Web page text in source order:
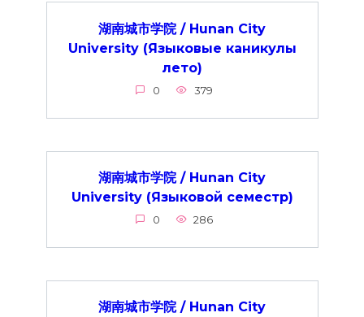
湖南城市学院 / Hunan City
University (Языковые каникулы
лето)
0 379
湖南城市学院 / Hunan City
University (Языковой семестр)
0 286
湖南城市学院 / Hunan City